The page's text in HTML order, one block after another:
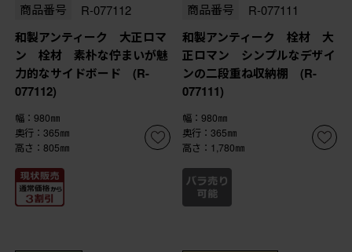
商品番号 R-077112
和製アンティーク 大正ロマ
ン 栓材 素朴な佇まいが魅
力的なサイドボード (R-
077112)
幅：980㎜
奥行：365㎜
高さ：805㎜
商品番号 R-077111
和製アンティーク 栓材 大
正ロマン シンプルなデザイ
ンの二段重ね収納棚 (R-
077111)
幅：980㎜
奥行：365㎜
高さ：1,780㎜